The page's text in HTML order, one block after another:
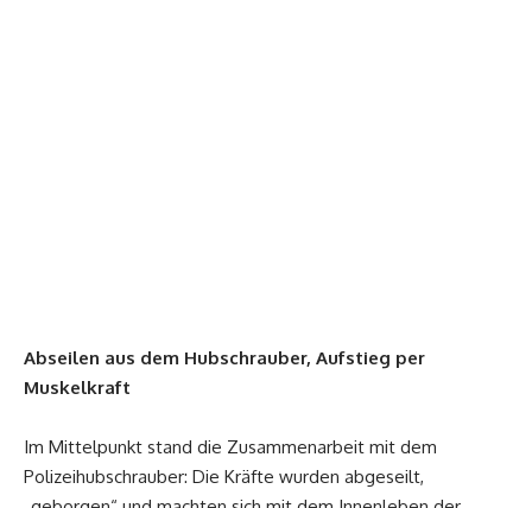
Abseilen aus dem Hubschrauber, Aufstieg per
Muskelkraft
Im Mittelpunkt stand die Zusammenarbeit mit dem
Polizeihubschrauber: Die Kräfte wurden abgeseilt,